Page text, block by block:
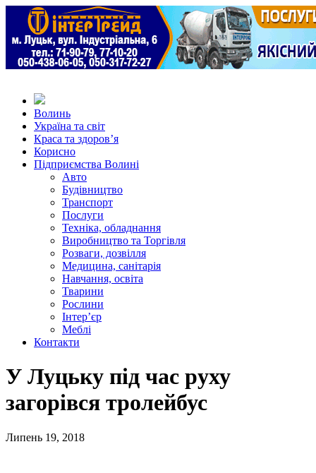
Волинь
Україна та світ
Краса та здоров’я
Корисно
Підприємства Волині
Авто
Будівництво
Транспорт
Послуги
Техніка, обладнання
Виробництво та Торгівля
Розваги, дозвілля
Медицина, санітарія
Навчання, освіта
Тварини
Рослини
Інтер’єр
Меблі
Контакти
У Луцьку під час руху
загорівся тролейбус
Липень 19, 2018